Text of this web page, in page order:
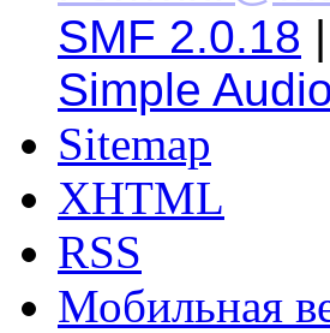
SMF 2.0.18 |
Simple
Sitemap
XHTML
RSS
Мобильная